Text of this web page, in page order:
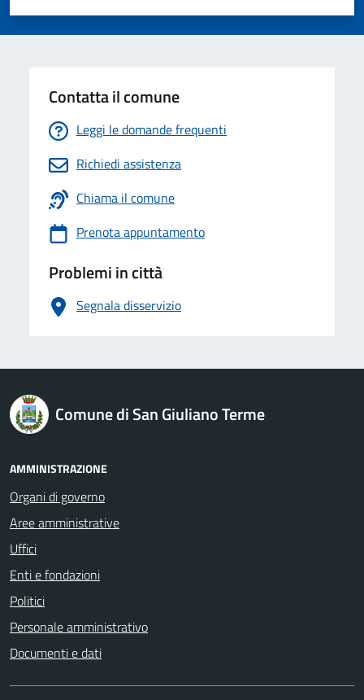
Valuta 5 stelle su 5
Valuta 4 stelle su 5
Valuta 3 stelle su 5
Valuta 2 stelle su 5
Valuta 1 stelle su 5
Contatta il comune
Leggi le domande frequenti
Richiedi assistenza
Chiama il comune
Prenota appuntamento
Problemi in città
Segnala disservizio
logo Unione Europea
Comune di San Giuliano Terme
AMMINISTRAZIONE
Organi di governo
Aree amministrative
Uffici
Enti e fondazioni
Politici
Personale amministrativo
Documenti e dati